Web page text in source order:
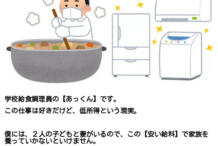
学校給食調理員の【あっくん】です。
この仕事は好きだけど、 低所得という現実。
僕には、２人の子どもと妻がいるので、 この【安い給料】で家族を
養っていかないといけません。